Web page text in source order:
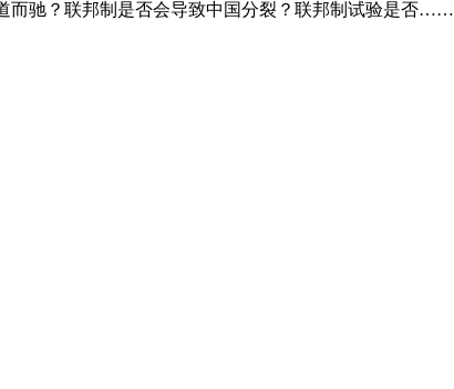
而驰？联邦制是否会导致中国分裂？联邦制试验是否……